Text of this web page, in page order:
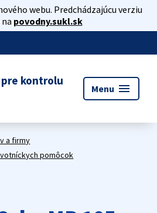
webu. Predchádzajúcu verziu
povodny.sukl.sk
kontrolu
Menu menu
a firmy
pomôcok